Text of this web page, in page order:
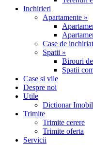
Inchirieri
Apartamente »
Case de inchiriat
Spatii »
Birouri
Spatii
Case si vile
Despre noi
Utile
Dictionar
Trimite
Trimite cerere
Trimite oferta
Servicii